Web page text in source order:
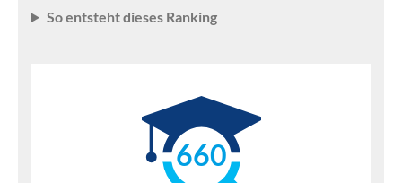
So entsteht dieses Ranking
660